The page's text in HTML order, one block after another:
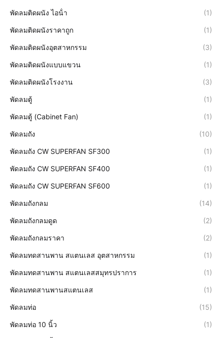
พัดลมติดผนัง ไอน้ํา (1)
พัดลมติดผนังราคาถูก (1)
พัดลมติดผนังอุตสาหกรรม (3)
พัดลมติดผนังแบบแขวน (1)
พัดลมติดผนังโรงงาน (3)
พัดลมตู้ (1)
พัดลมตู้ (Cabinet Fan) (1)
พัดลมถัง (10)
พัดลมถัง CW SUPERFAN SF300 (1)
พัดลมถัง CW SUPERFAN SF400 (1)
พัดลมถัง CW SUPERFAN SF600 (1)
พัดลมถังกลม (14)
พัดลมถังกลมดูด (2)
พัดลมถังกลมราคา (2)
พัดลมทดสานพาน สแตนเลส อุตสาหกรรม (1)
พัดลมทดสานพาน สแตนเลสสมุทรปราการ (1)
พัดลมทดสานพานสแตนเลส (1)
พัดลมท่อ (15)
พัดลมท่อ 10 นิ้ว (1)